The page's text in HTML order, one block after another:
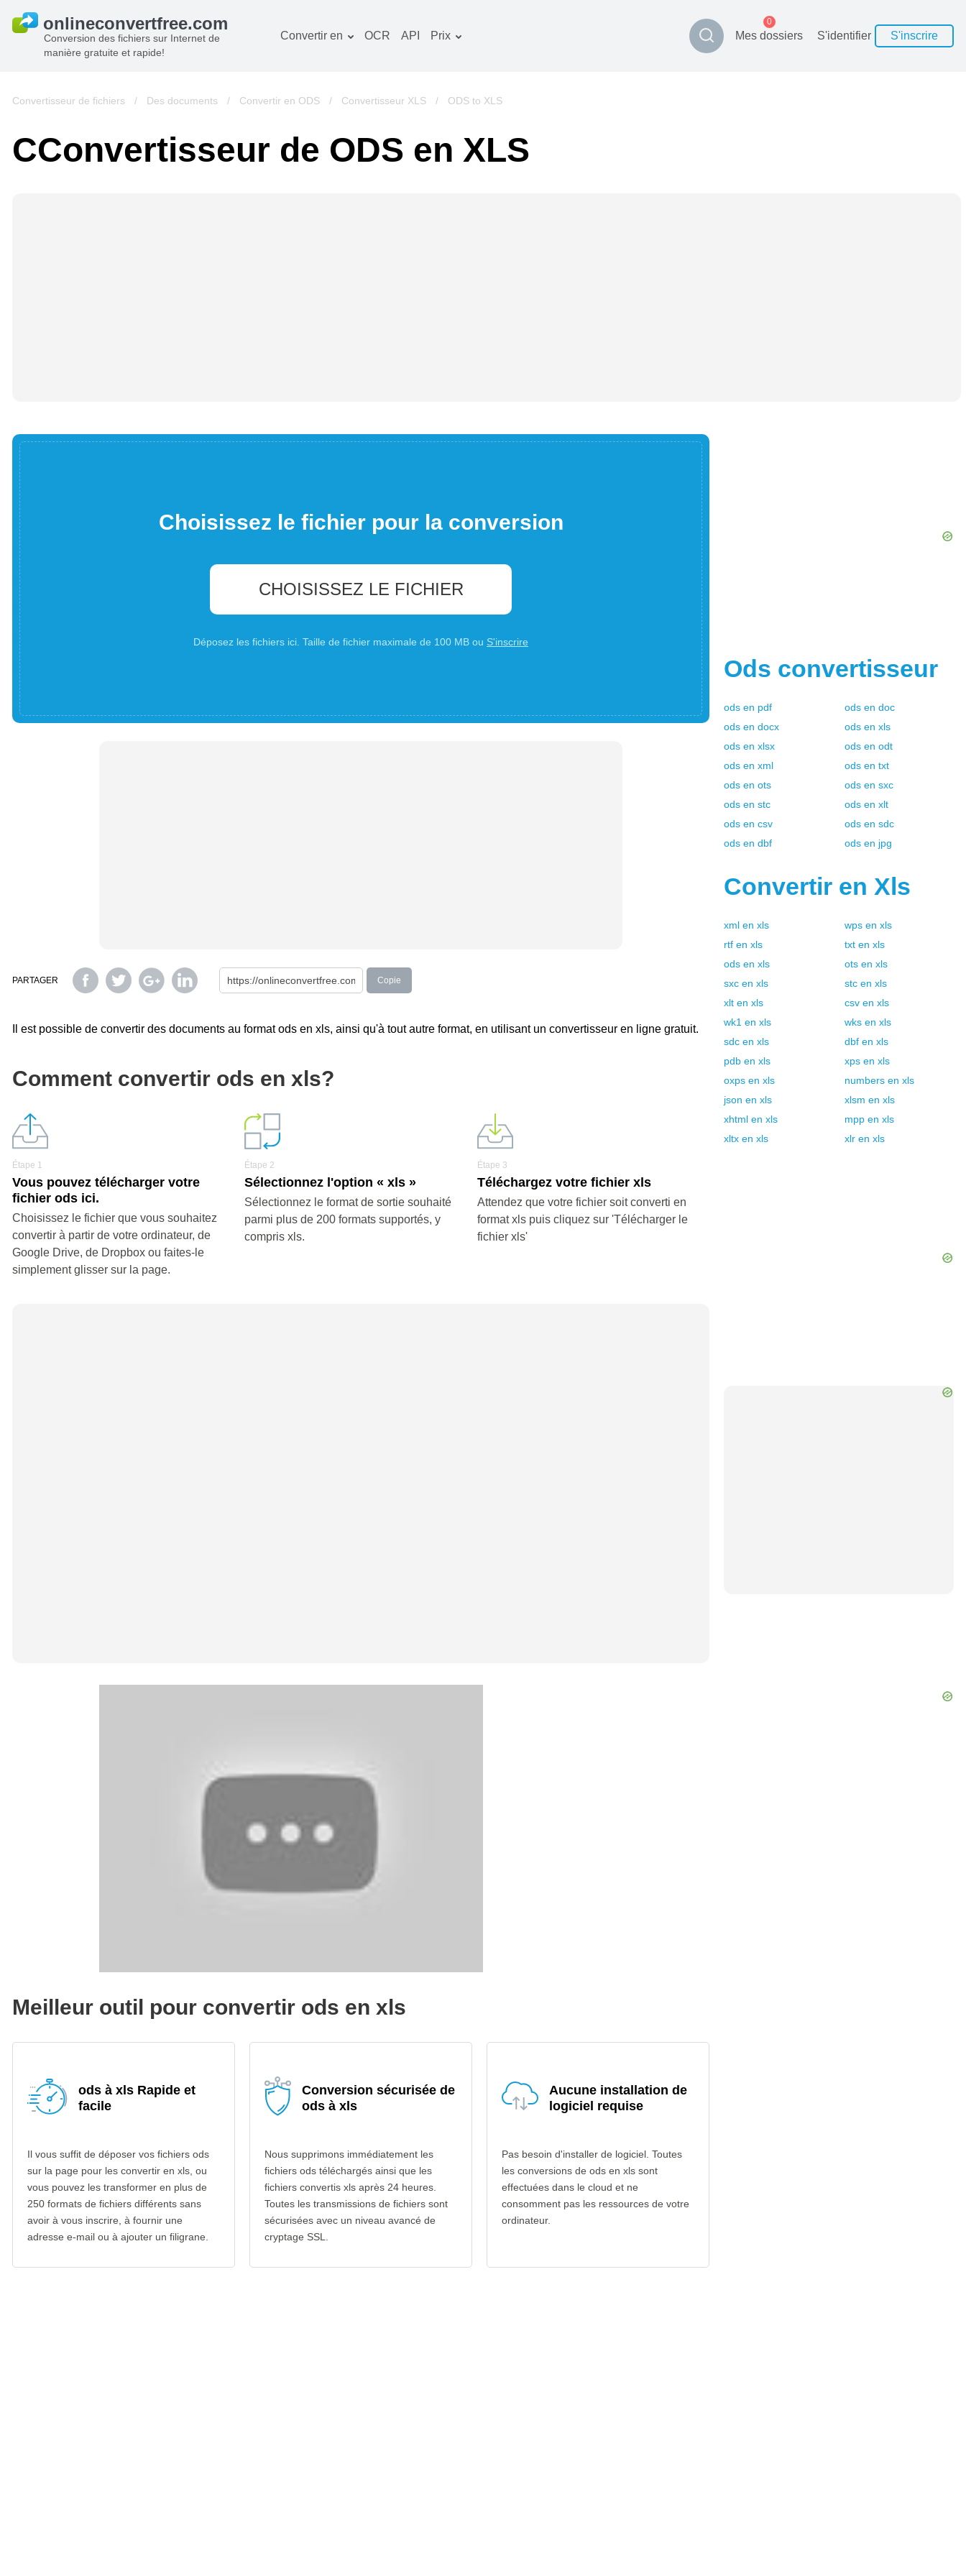
Conversion des fichiers sur Internet de
manière gratuite et rapide!
Convertir en
Image convertisseur
Livres convertisseur
OCR API Prix Mes dossiers
0
S'identifier S'inscrire
Convertisseur de fichiers / Des documents / Convertir en ODS / Convertisseur XLS / ODS to XLS
СConvertisseur de ODS en XLS
Choisissez le fichier pour la conversion
CHOISISSEZ LE FICHIER
Déposez les fichiers ici. Taille de fichier maximale de 100 MB ou S'inscrire
PARTAGER Copie
Il est possible de convertir des documents au format ods en xls, ainsi qu'à tout autre format, en utilisant un convertisseur en ligne gratuit.
Comment convertir ods en xls?
Étape 1
Vous pouvez télécharger votre
fichier ods ici.
Choisissez le fichier que vous souhaitez
convertir à partir de votre ordinateur, de
Google Drive, de Dropbox ou faites-le
simplement glisser sur la page.
Étape 2
Sélectionnez l'option « xls »
Sélectionnez le format de sortie souhaité
parmi plus de 200 formats supportés, y
compris xls.
Étape 3
Téléchargez votre fichier xls
Attendez que votre fichier soit converti en
format xls puis cliquez sur 'Télécharger le
fichier xls'
Meilleur outil pour convertir ods en xls
ods à xls Rapide et
facile
Il vous suffit de déposer vos fichiers ods
sur la page pour les convertir en xls, ou
vous pouvez les transformer en plus de
250 formats de fichiers différents sans
avoir à vous inscrire, à fournir une
adresse e-mail ou à ajouter un filigrane.
Conversion sécurisée de
ods à xls
Nous supprimons immédiatement les
fichiers ods téléchargés ainsi que les
fichiers convertis xls après 24 heures.
Toutes les transmissions de fichiers sont
sécurisées avec un niveau avancé de
cryptage SSL.
Aucune installation de
logiciel requise
Pas besoin d'installer de logiciel. Toutes
les conversions de ods en xls sont
effectuées dans le cloud et ne
consomment pas les ressources de votre
ordinateur.
Ods convertisseur
ods en pdf ods en doc
ods en docx ods en xls
ods en xlsx ods en odt
ods en xml ods en txt
ods en ots ods en sxc
ods en stc ods en xlt
ods en csv ods en sdc
ods en dbf ods en jpg
Convertir en Xls
xml en xls wps en xls
rtf en xls txt en xls
ods en xls ots en xls
sxc en xls stc en xls
xlt en xls csv en xls
wk1 en xls wks en xls
sdc en xls dbf en xls
pdb en xls xps en xls
oxps en xls numbers en xls
json en xls xlsm en xls
xhtml en xls mpp en xls
xltx en xls xlr en xls